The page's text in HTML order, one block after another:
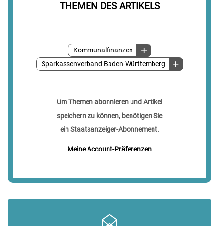
THEMEN DES ARTIKELS
Kommunalfinanzen
Sparkassenverband Baden-Württemberg
Um Themen abonnieren und Artikel
speichern zu können, benötigen Sie
ein Staatsanzeiger-Abonnement.
Meine Account-Präferenzen